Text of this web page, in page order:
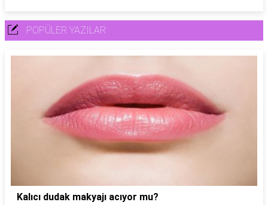
POPÜLER YAZILAR
Kalıcı dudak makyajı acıyor mu?